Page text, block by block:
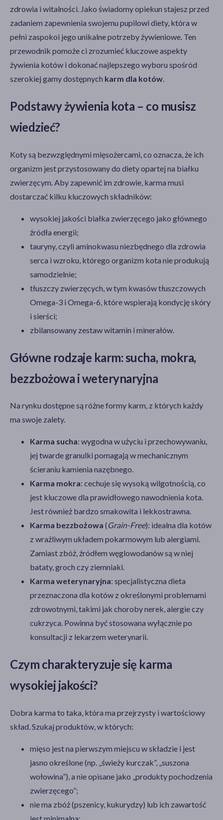
zdrowia i witalności. Jako świadomy opiekun stajesz przed
zadaniem zapewnienia swojemu pupilowi diety, która w
pełni zaspokoi jego unikalne potrzeby żywieniowe. Ten
przewodnik pomoże ci zrozumieć kluczowe aspekty
żywienia kotów i dokonać najlepszego wyboru spośród
szerokiej gamy dostępnych karm dla kotów.
Podstawy żywienia kota – co musisz
wiedzieć?
Koty są bezwzględnymi mięsożercami, co oznacza, że ich
organizm jest przystosowany do diety opartej na białku
zwierzęcym. Aby zapewnić im zdrowie, karma musi
dostarczać kilku kluczowych składników:
wysokiej jakości białka zwierzęcego jako głównego
źródła energii;
tauryny, czyli aminokwasu niezbędnego dla zdrowia
serca i wzroku, którego organizm kota nie produkują
samodzielnie;
tłuszczy zwierzęcych, w tym kwasów tłuszczowych
Omega-3 i Omega-6, które wspierają kondycję skóry
i sierści;
zbilansowany zestaw witamin i minerałów.
Główne rodzaje karm: sucha, mokra,
bezzbożowa i weterynaryjna
Na rynku dostępne są różne formy karm, z których każdy
ma swoje zalety.
Karma sucha: wygodna w użyciu i przechowywaniu,
jej twarde granulki pomagają w mechanicznym
ścieraniu kamienia nazębnego.
Karma mokra: cechuje się wysoką wilgotnością, co
jest kluczowe dla prawidłowego nawodnienia kota.
Jest również bardzo smakowita i lekkostrawna.
Karma bezzbożowa (Grain-Free): idealna dla kotów
z wrażliwym układem pokarmowym lub alergiami.
Zamiast zbóż, źródłem węglowodanów są w niej
bataty, groch czy ziemniaki.
Karma weterynaryjna: specjalistyczna dieta
przeznaczona dla kotów z określonymi problemami
zdrowotnymi, takimi jak choroby nerek, alergie czy
cukrzyca. Powinna być stosowana wyłącznie po
konsultacji z lekarzem weterynarii.
Czym charakteryzuje się karma
wysokiej jakości?
Dobra karma to taka, która ma przejrzysty i wartościowy
skład. Szukaj produktów, w których:
mięso jest na pierwszym miejscu w składzie i jest
jasno określone (np. „świeży kurczak”, „suszona
wołowina”), a nie opisane jako „produkty pochodzenia
zwierzęcego”;
nie ma zbóż (pszenicy, kukurydzy) lub ich zawartość